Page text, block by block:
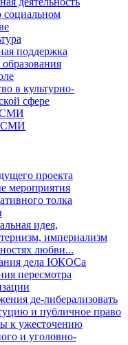
социальном
поддержка
в культурно-
сфере
СМИ
СМИ
проекта
мероприятия
толка
идея,
империализм
любви...
дела ЮКОСа
пересмотра
де-либерализовать
и публичное право
к ужесточению
и уголовно-